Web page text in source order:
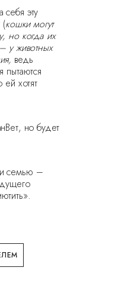
эту
(кошки могут
но когда их
у животных
ведь
пытаются
хотят
но будет
семью –